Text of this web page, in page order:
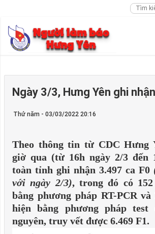
Ngày 3/3, Hưng Yên ghi
Thứ năm - 03/03/2022 20:16
Theo thông tin từ CDC Hưng
giờ qua (từ 16h ngày 2/3 đến
toàn tỉnh ghi nhận 3.497 ca F0
với ngày 2/3), trong đó có
bằng phương pháp RT-PCR và
hiện bằng phương pháp test
nguyên, truy vết được 6.469 F1.